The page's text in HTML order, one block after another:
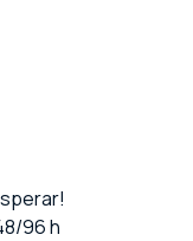
96 h